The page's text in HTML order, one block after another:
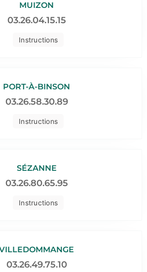
Instructions
MUIZON
03.26.04.15.15
Instructions
PORT-À-BINSON
03.26.58.30.89
Instructions
SÉZANNE
03.26.80.65.95
03.26.49.75.10